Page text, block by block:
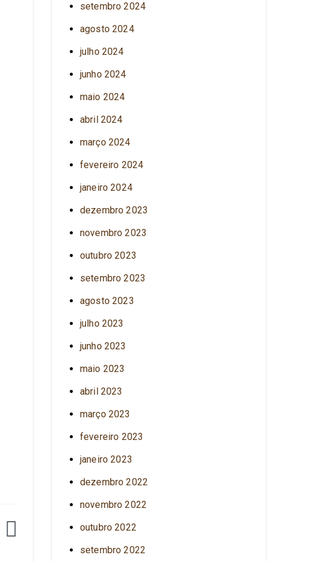
setembro 2024
agosto 2024
julho 2024
junho 2024
maio 2024
abril 2024
março 2024
fevereiro 2024
janeiro 2024
dezembro 2023
novembro 2023
outubro 2023
setembro 2023
agosto 2023
julho 2023
junho 2023
maio 2023
abril 2023
março 2023
fevereiro 2023
janeiro 2023
dezembro 2022
novembro 2022
outubro 2022
setembro 2022